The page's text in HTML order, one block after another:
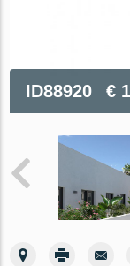
ID88920 €